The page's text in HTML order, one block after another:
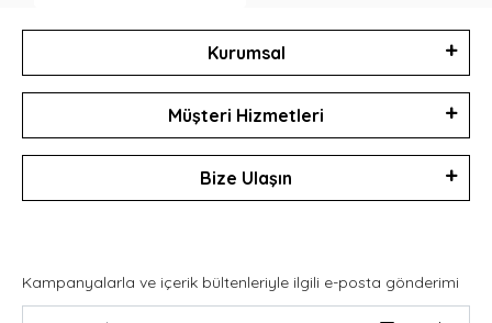
Kurumsal
Müşteri Hizmetleri
Bize Ulaşın
Kampanyalarla ve içerik bültenleriyle ilgili e-posta gönderimi